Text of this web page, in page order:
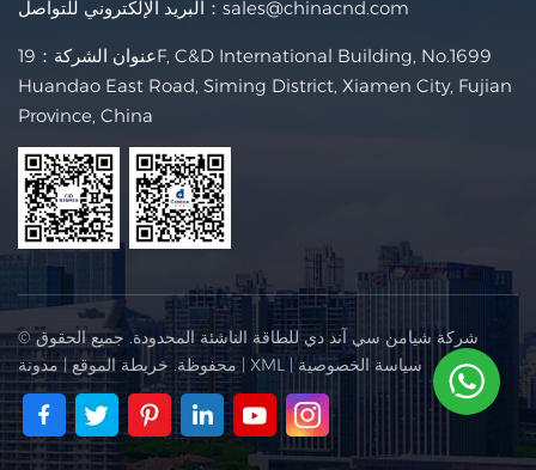
البريد الإلكتروني للتواصل： sales@chinacnd.com
عنوان الشركة：19F, C&D International Building, No.1699
Huandao East Road, Siming District, Xiamen City, Fujian
Province, China
© شركة شيامن سي آند دي للطاقة الناشئة المحدودة. جميع الحقوق
محفوظة.خريطة الموقع|مدونة | XML |سياسة الخصوصية